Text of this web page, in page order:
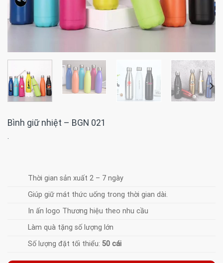
Bình giữ nhiệt – BGN 021
·
Thời gian sản xuất 2 – 7 ngày
Giúp giữ mát thức uống trong thời gian dài.
In ấn logo Thương hiệu theo nhu cầu
Làm quà tặng số lượng lớn
Số lượng đặt tối thiểu:50 cái